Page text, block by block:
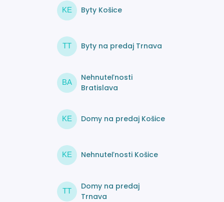
KE Byty Košice
TT Byty na predaj Trnava
BA
Nehnuteľnosti
Bratislava
KE Domy na predaj Košice
KE Nehnuteľnosti Košice
TT
Domy na predaj
Trnava